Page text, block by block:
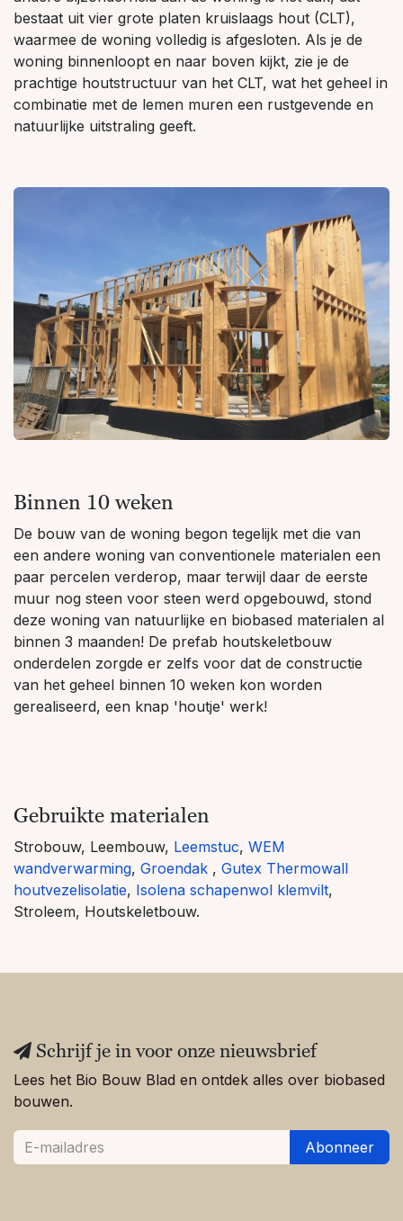
bestaat uit vier grote platen kruislaags hout (CLT),
waarmee de woning volledig is afgesloten. Als je de
woning binnenloopt en naar boven kijkt, zie je de
prachtige houtstructuur van het CLT, wat het geheel in
combinatie met de lemen muren een rustgevende en
natuurlijke uitstraling geeft.
Binnen 10 weken
De bouw van de woning begon tegelijk met die van
een andere woning van conventionele materialen een
paar percelen verderop, maar terwijl daar de eerste
muur nog steen voor steen werd opgebouwd, stond
deze woning van natuurlijke en biobased materialen al
binnen 3 maanden! De prefab houtskeletbouw
onderdelen zorgde er zelfs voor dat de constructie
van het geheel binnen 10 weken kon worden
gerealiseerd, een knap 'houtje' werk!
Gebruikte materialen
Strobouw, Leembouw, Leemstuc, WEM
wandverwarming, Groendak , Gutex Thermowall
houtvezelisolatie, Isolena schapenwol klemvilt,
Stroleem, Houtskeletbouw.
Schrijf je in voor onze nieuwsbrief
Lees het Bio Bouw Blad en ontdek alles over biobased
bouwen.
Abonneer